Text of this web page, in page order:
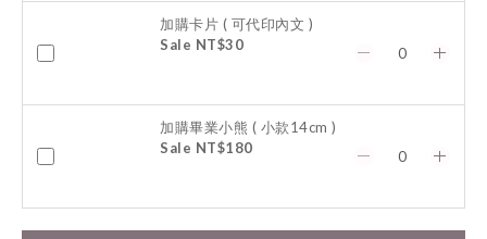
加購卡片 ( 可代印內文 )
Sale NT$30
加購畢業小熊 ( 小款14cm )
Sale NT$180